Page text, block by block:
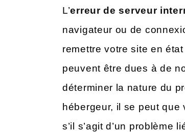
L’erreur de serveur
navigateur ou de
remettre votre site en
peuvent être dues à de
déterminer la nature du
hébergeur, il se peut
s’il s’agit d’un